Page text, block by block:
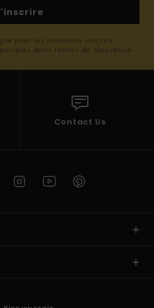
pour les nouveaux inscrits -
dans l'email de bienvenue
Contact Us